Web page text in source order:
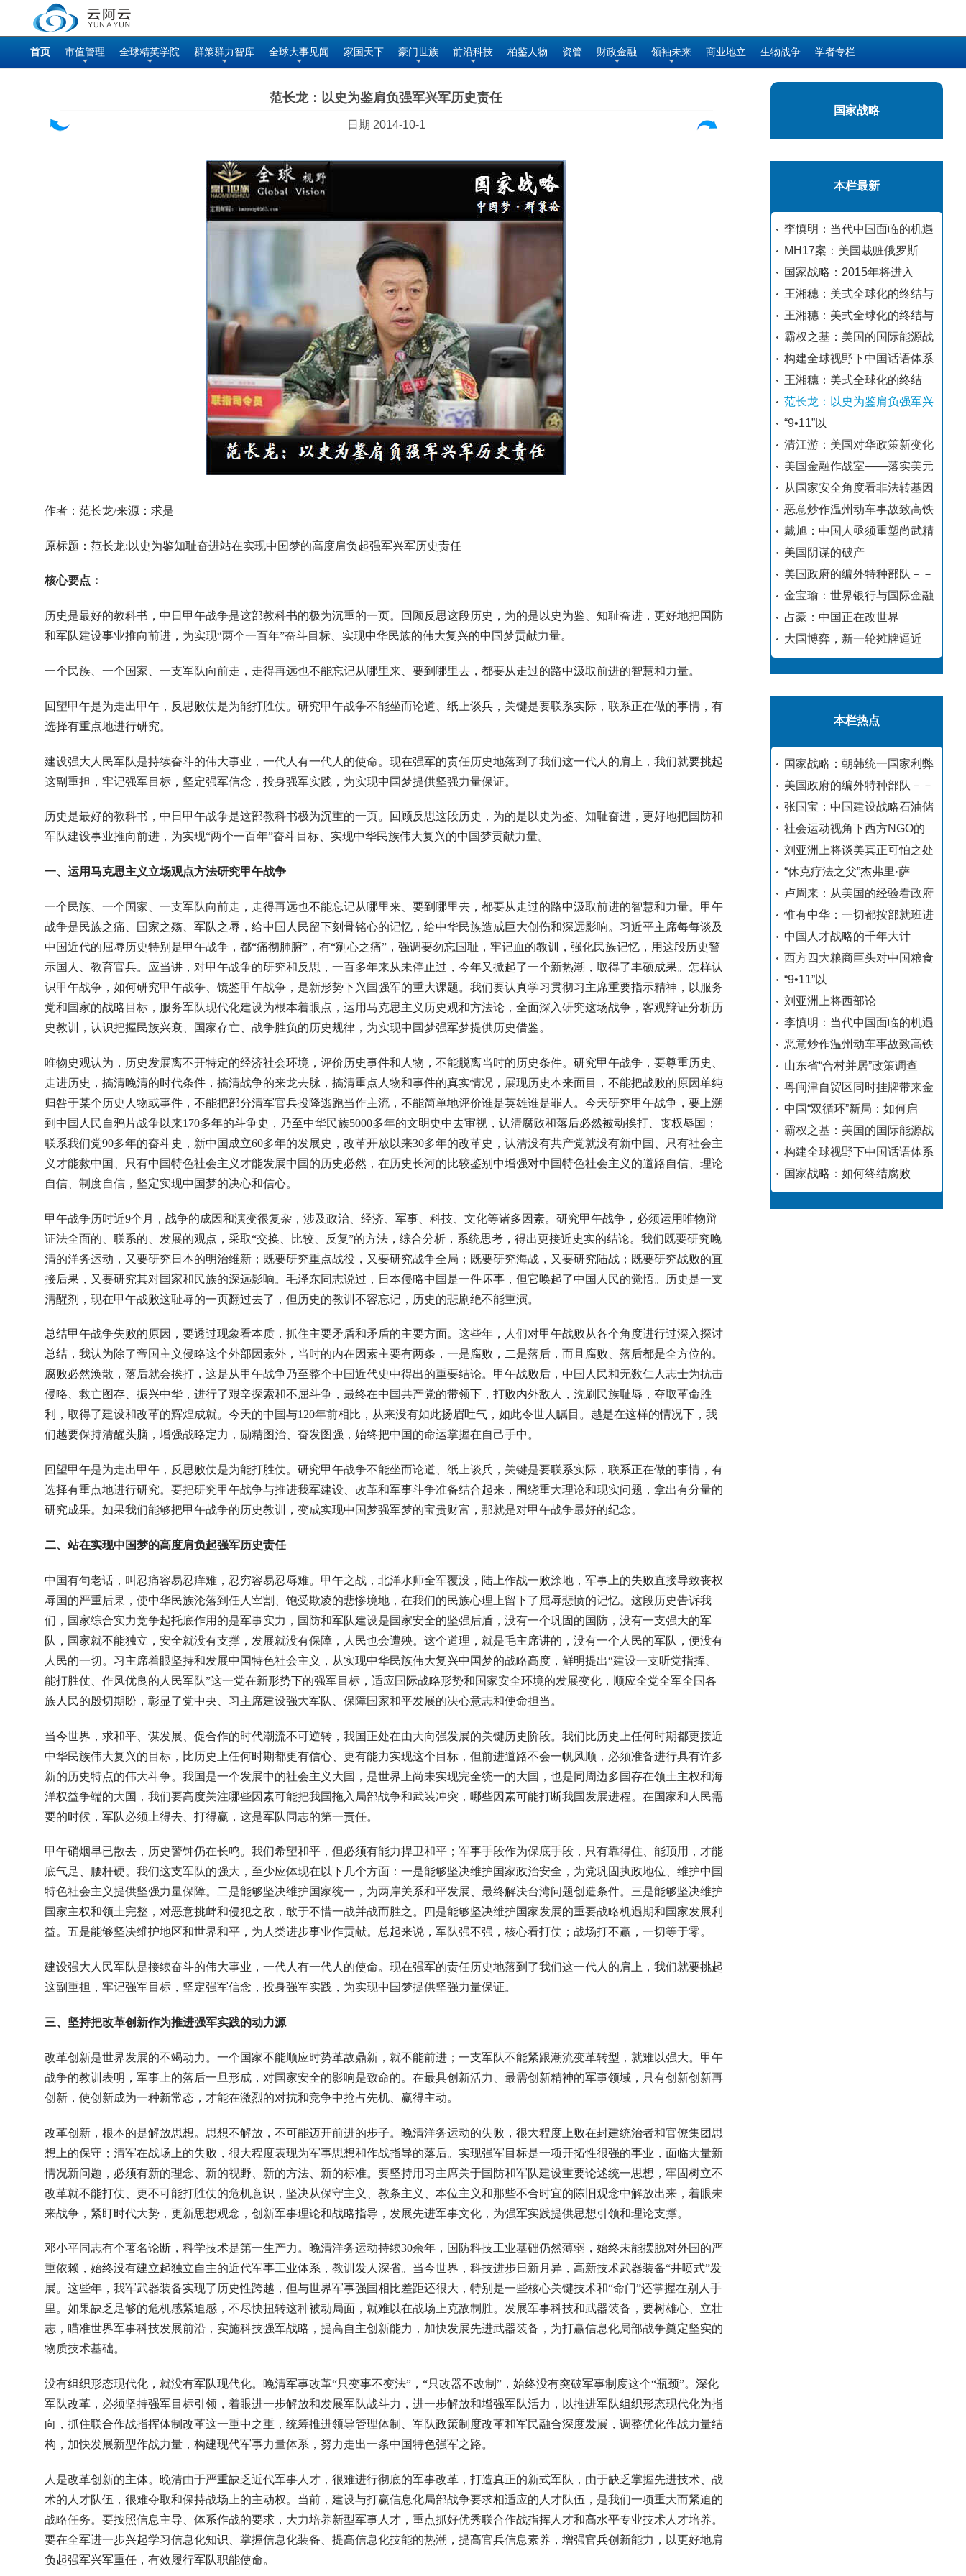
首页 市值管理 全球精英学院 群策群力智库 全球大事见闻 家国天下 豪门世族 前沿科技 柏鉴人物 资管 财政金融 领袖未来 商业地立 生物战争 学者专栏
范长龙：以史为鉴肩负强军兴军历史责任
日期 2014-10-1
作者：范长龙/来源：求是
原标题：范长龙:以史为鉴知耻奋进站在实现中国梦的高度肩负起强军兴军历史责任
核心要点：
历史是最好的教科书，中日甲午战争是这部教科书的极为沉重的一页。回顾反思这段历史，为的是以史为鉴、知耻奋进，更好地把国防
和军队建设事业推向前进，为实现“两个一百年”奋斗目标、实现中华民族的伟大复兴的中国梦贡献力量。
一个民族、一个国家、一支军队向前走，走得再远也不能忘记从哪里来、要到哪里去，都要从走过的路中汲取前进的智慧和力量。
回望甲午是为走出甲午，反思败仗是为能打胜仗。研究甲午战争不能坐而论道、纸上谈兵，关键是要联系实际，联系正在做的事情，有
选择有重点地进行研究。
建设强大人民军队是持续奋斗的伟大事业，一代人有一代人的使命。现在强军的责任历史地落到了我们这一代人的肩上，我们就要挑起
这副重担，牢记强军目标，坚定强军信念，投身强军实践，为实现中国梦提供坚强力量保证。
历史是最好的教科书，中日甲午战争是这部教科书极为沉重的一页。回顾反思这段历史，为的是以史为鉴、知耻奋进，更好地把国防和
军队建设事业推向前进，为实现“两个一百年”奋斗目标、实现中华民族伟大复兴的中国梦贡献力量。
一、运用马克思主义立场观点方法研究甲午战争
一个民族、一个国家、一支军队向前走，走得再远也不能忘记从哪里来、要到哪里去，都要从走过的路中汲取前进的智慧和力量。甲午
战争是民族之痛、国家之殇、军队之辱，给中国人民留下刻骨铭心的记忆，给中华民族造成巨大创伤和深远影响。习近平主席每每谈及
中国近代的屈辱历史特别是甲午战争，都“痛彻肺腑”，有“剜心之痛”，强调要勿忘国耻，牢记血的教训，强化民族记忆，用这段历史警
示国人、教育官兵。应当讲，对甲午战争的研究和反思，一百多年来从未停止过，今年又掀起了一个新热潮，取得了丰硕成果。怎样认
识甲午战争，如何研究甲午战争、镜鉴甲午战争，是新形势下兴国强军的重大课题。我们要认真学习贯彻习主席重要指示精神，以服务
党和国家的战略目标，服务军队现代化建设为根本着眼点，运用马克思主义历史观和方法论，全面深入研究这场战争，客观辩证分析历
史教训，认识把握民族兴衰、国家存亡、战争胜负的历史规律，为实现中国梦强军梦提供历史借鉴。
唯物史观认为，历史发展离不开特定的经济社会环境，评价历史事件和人物，不能脱离当时的历史条件。研究甲午战争，要尊重历史、
走进历史，搞清晚清的时代条件，搞清战争的来龙去脉，搞清重点人物和事件的真实情况，展现历史本来面目，不能把战败的原因单纯
归咎于某个历史人物或事件，不能把部分清军官兵投降逃跑当作主流，不能简单地评价谁是英雄谁是罪人。今天研究甲午战争，要上溯
到中国人民自鸦片战争以来170多年的斗争史，乃至中华民族5000多年的文明史中去审视，认清腐败和落后必然被动挨打、丧权辱国；
联系我们党90多年的奋斗史，新中国成立60多年的发展史，改革开放以来30多年的改革史，认清没有共产党就没有新中国、只有社会主
义才能救中国、只有中国特色社会主义才能发展中国的历史必然，在历史长河的比较鉴别中增强对中国特色社会主义的道路自信、理论
自信、制度自信，坚定实现中国梦的决心和信心。
甲午战争历时近9个月，战争的成因和演变很复杂，涉及政治、经济、军事、科技、文化等诸多因素。研究甲午战争，必须运用唯物辩
证法全面的、联系的、发展的观点，采取“交换、比较、反复”的方法，综合分析，系统思考，得出更接近史实的结论。我们既要研究晚
清的洋务运动，又要研究日本的明治维新；既要研究重点战役，又要研究战争全局；既要研究海战，又要研究陆战；既要研究战败的直
接后果，又要研究其对国家和民族的深远影响。毛泽东同志说过，日本侵略中国是一件坏事，但它唤起了中国人民的觉悟。历史是一支
清醒剂，现在甲午战败这耻辱的一页翻过去了，但历史的教训不容忘记，历史的悲剧绝不能重演。
总结甲午战争失败的原因，要透过现象看本质，抓住主要矛盾和矛盾的主要方面。这些年，人们对甲午战败从各个角度进行过深入探讨
总结，我认为除了帝国主义侵略这个外部因素外，当时的内在因素主要有两条，一是腐败，二是落后，而且腐败、落后都是全方位的。
腐败必然涣散，落后就会挨打，这是从甲午战争乃至整个中国近代史中得出的重要结论。甲午战败后，中国人民和无数仁人志士为抗击
侵略、救亡图存、振兴中华，进行了艰辛探索和不屈斗争，最终在中国共产党的带领下，打败内外敌人，洗刷民族耻辱，夺取革命胜
利，取得了建设和改革的辉煌成就。今天的中国与120年前相比，从来没有如此扬眉吐气，如此令世人瞩目。越是在这样的情况下，我
们越要保持清醒头脑，增强战略定力，励精图治、奋发图强，始终把中国的命运掌握在自己手中。
回望甲午是为走出甲午，反思败仗是为能打胜仗。研究甲午战争不能坐而论道、纸上谈兵，关键是要联系实际，联系正在做的事情，有
选择有重点地进行研究。要把研究甲午战争与推进我军建设、改革和军事斗争准备结合起来，围绕重大理论和现实问题，拿出有分量的
研究成果。如果我们能够把甲午战争的历史教训，变成实现中国梦强军梦的宝贵财富，那就是对甲午战争最好的纪念。
二、站在实现中国梦的高度肩负起强军历史责任
中国有句老话，叫忍痛容易忍痒难，忍穷容易忍辱难。甲午之战，北洋水师全军覆没，陆上作战一败涂地，军事上的失败直接导致丧权
辱国的严重后果，使中华民族沦落到任人宰割、饱受欺凌的悲惨境地，在我们的民族心理上留下了屈辱悲愤的记忆。这段历史告诉我
们，国家综合实力竞争起托底作用的是军事实力，国防和军队建设是国家安全的坚强后盾，没有一个巩固的国防，没有一支强大的军
队，国家就不能独立，安全就没有支撑，发展就没有保障，人民也会遭殃。这个道理，就是毛主席讲的，没有一个人民的军队，便没有
人民的一切。习主席着眼坚持和发展中国特色社会主义，从实现中华民族伟大复兴中国梦的战略高度，鲜明提出“建设一支听党指挥、
能打胜仗、作风优良的人民军队”这一党在新形势下的强军目标，适应国际战略形势和国家安全环境的发展变化，顺应全党全军全国各
族人民的殷切期盼，彰显了党中央、习主席建设强大军队、保障国家和平发展的决心意志和使命担当。
当今世界，求和平、谋发展、促合作的时代潮流不可逆转，我国正处在由大向强发展的关键历史阶段。我们比历史上任何时期都更接近
中华民族伟大复兴的目标，比历史上任何时期都更有信心、更有能力实现这个目标，但前进道路不会一帆风顺，必须准备进行具有许多
新的历史特点的伟大斗争。我国是一个发展中的社会主义大国，是世界上尚未实现完全统一的大国，也是同周边多国存在领土主权和海
洋权益争端的大国，我们要高度关注哪些因素可能把我国拖入局部战争和武装冲突，哪些因素可能打断我国发展进程。在国家和人民需
要的时候，军队必须上得去、打得赢，这是军队同志的第一责任。
甲午硝烟早已散去，历史警钟仍在长鸣。我们希望和平，但必须有能力捍卫和平；军事手段作为保底手段，只有靠得住、能顶用，才能
底气足、腰杆硬。我们这支军队的强大，至少应体现在以下几个方面：一是能够坚决维护国家政治安全，为党巩固执政地位、维护中国
特色社会主义提供坚强力量保障。二是能够坚决维护国家统一，为两岸关系和平发展、最终解决台湾问题创造条件。三是能够坚决维护
国家主权和领土完整，对恶意挑衅和侵犯之敌，敢于不惜一战并战而胜之。四是能够坚决维护国家发展的重要战略机遇期和国家发展利
益。五是能够坚决维护地区和世界和平，为人类进步事业作贡献。总起来说，军队强不强，核心看打仗；战场打不赢，一切等于零。
建设强大人民军队是接续奋斗的伟大事业，一代人有一代人的使命。现在强军的责任历史地落到了我们这一代人的肩上，我们就要挑起
这副重担，牢记强军目标，坚定强军信念，投身强军实践，为实现中国梦提供坚强力量保证。
三、坚持把改革创新作为推进强军实践的动力源
改革创新是世界发展的不竭动力。一个国家不能顺应时势革故鼎新，就不能前进；一支军队不能紧跟潮流变革转型，就难以强大。甲午
战争的教训表明，军事上的落后一旦形成，对国家安全的影响是致命的。在最具创新活力、最需创新精神的军事领域，只有创新创新再
创新，使创新成为一种新常态，才能在激烈的对抗和竞争中抢占先机、赢得主动。
改革创新，根本的是解放思想。思想不解放，不可能迈开前进的步子。晚清洋务运动的失败，很大程度上败在封建统治者和官僚集团思
想上的保守；清军在战场上的失败，很大程度表现为军事思想和作战指导的落后。实现强军目标是一项开拓性很强的事业，面临大量新
情况新问题，必须有新的理念、新的视野、新的方法、新的标准。要坚持用习主席关于国防和军队建设重要论述统一思想，牢固树立不
改革就不能打仗、更不可能打胜仗的危机意识，坚决从保守主义、教条主义、本位主义和那些不合时宜的陈旧观念中解放出来，着眼未
来战争，紧盯时代大势，更新思想观念，创新军事理论和战略指导，发展先进军事文化，为强军实践提供思想引领和理论支撑。
邓小平同志有个著名论断，科学技术是第一生产力。晚清洋务运动持续30余年，国防科技工业基础仍然薄弱，始终未能摆脱对外国的严
重依赖，始终没有建立起独立自主的近代军事工业体系，教训发人深省。当今世界，科技进步日新月异，高新技术武器装备“井喷式”发
展。这些年，我军武器装备实现了历史性跨越，但与世界军事强国相比差距还很大，特别是一些核心关键技术和“命门”还掌握在别人手
里。如果缺乏足够的危机感紧迫感，不尽快扭转这种被动局面，就难以在战场上克敌制胜。发展军事科技和武器装备，要树雄心、立壮
志，瞄准世界军事科技发展前沿，实施科技强军战略，提高自主创新能力，加快发展先进武器装备，为打赢信息化局部战争奠定坚实的
物质技术基础。
没有组织形态现代化，就没有军队现代化。晚清军事改革“只变事不变法”，“只改器不改制”，始终没有突破军事制度这个“瓶颈”。深化
军队改革，必须坚持强军目标引领，着眼进一步解放和发展军队战斗力，进一步解放和增强军队活力，以推进军队组织形态现代化为指
向，抓住联合作战指挥体制改革这一重中之重，统筹推进领导管理体制、军队政策制度改革和军民融合深度发展，调整优化作战力量结
构，加快发展新型作战力量，构建现代军事力量体系，努力走出一条中国特色强军之路。
人是改革创新的主体。晚清由于严重缺乏近代军事人才，很难进行彻底的军事改革，打造真正的新式军队，由于缺乏掌握先进技术、战
术的人才队伍，很难夺取和保持战场上的主动权。当前，建设与打赢信息化局部战争要求相适应的人才队伍，是我们一项重大而紧迫的
战略任务。要按照信息主导、体系作战的要求，大力培养新型军事人才，重点抓好优秀联合作战指挥人才和高水平专业技术人才培养。
要在全军进一步兴起学习信息化知识、掌握信息化装备、提高信息化技能的热潮，提高官兵信息素养，增强官兵创新能力，以更好地肩
负起强军兴军重任，有效履行军队职能使命。
国家战略
本栏最新
李慎明：当代中国面临的机遇
MH17案：美国栽赃俄罗斯
国家战略：2015年将进入
王湘穗：美式全球化的终结与
王湘穗：美式全球化的终结与
霸权之基：美国的国际能源战
构建全球视野下中国话语体系
王湘穗：美式全球化的终结
范长龙：以史为鉴肩负强军兴
“9•11”以
清江游：美国对华政策新变化
美国金融作战室——落实美元
从国家安全角度看非法转基因
恶意炒作温州动车事故致高铁
戴旭：中国人亟须重塑尚武精
美国阴谋的破产
美国政府的编外特种部队－－
金宝瑜：世界银行与国际金融
占豪：中国正在改世界
大国博弈，新一轮摊牌逼近
本栏热点
国家战略：朝韩统一国家利弊
美国政府的编外特种部队－－
张国宝：中国建设战略石油储
社会运动视角下西方NGO的
刘亚洲上将谈美真正可怕之处
“休克疗法之父”杰弗里·萨
卢周来：从美国的经验看政府
惟有中华：一切都按部就班进
中国人才战略的千年大计
西方四大粮商巨头对中国粮食
“9•11”以
刘亚洲上将西部论
李慎明：当代中国面临的机遇
恶意炒作温州动车事故致高铁
山东省“合村并居”政策调查
粤闽津自贸区同时挂牌带来金
中国“双循环”新局：如何启
霸权之基：美国的国际能源战
构建全球视野下中国话语体系
国家战略：如何终结腐败